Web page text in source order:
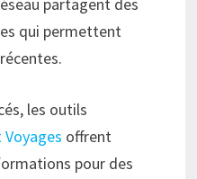
qui permettent
les outils
offrent
pour des